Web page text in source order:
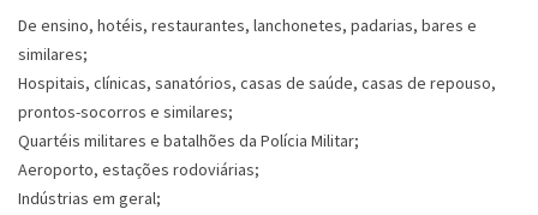
De ensino, hotéis, restaurantes, lanchonetes, padarias, bares e
similares;
Hospitais, clínicas, sanatórios, casas de saúde, casas de repouso,
prontos-socorros e similares;
Quartéis militares e batalhões da Polícia Militar;
Aeroporto, estações rodoviárias;
Indústrias em geral;